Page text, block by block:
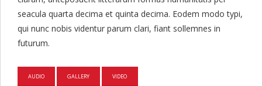
seacula quarta decima et quinta decima. Eodem modo typi,
qui nunc nobis videntur parum clari, fiant sollemnes in
futurum.
AUDIO GALLERY VIDEO